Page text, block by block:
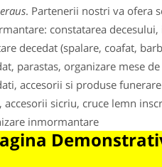
. Partenerii nostri va ofera
constatarea
decedat (spalare, coafat,
parastas, organizare mese
accesorii si produse
accesorii sicriu, cruce lemn
inmormantare